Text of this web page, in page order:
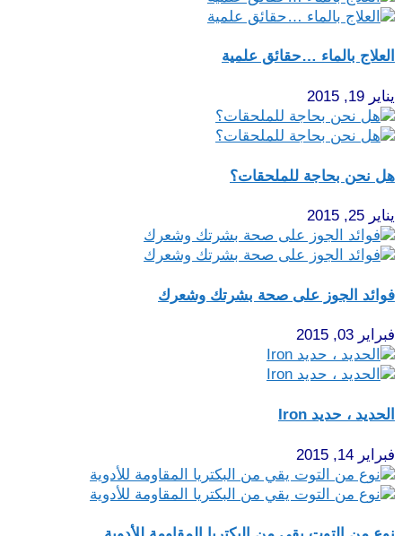
العلاج بالماء …حقائق علمية
يناير 19, 2015
هل نحن بحاجة للملحقات؟
يناير 25, 2015
فوائد الجوز على صحة بشرتك وشعرك
فبراير 03, 2015
الحديد ، حديد Iron
فبراير 14, 2015